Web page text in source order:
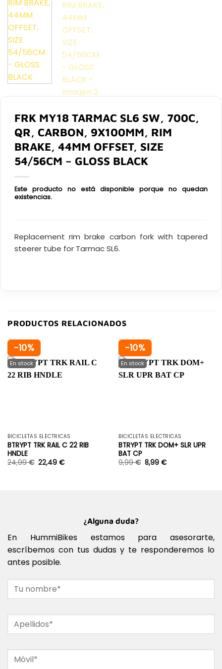
FRK MY18 TARMAC SL6 SW, 700C,
QR, CARBON, 9X100MM, RIM
BRAKE, 44MM OFFSET, SIZE
54/56CM – GLOSS BLACK
Este producto no está disponible porque no quedan
existencias.
Replacement rim brake carbon fork with tapered
steerer tube for Tarmac SL6.
PRODUCTOS RELACIONADOS
-10%
BICICLETAS ELÉCTRICAS
BTRYPT TRK RAIL C 22 RIB
HNDLE
24,99€ 22,49€
-10%
BICICLETAS ELÉCTRICAS
BTRYPT TRK DOM+ SLR UPR
BAT CP
9,99€ 8,99€
¿Alguna duda?
En HummiBikes estamos para asesorarte,
escríbemos con tus dudas y te responderemos lo
antes posible.